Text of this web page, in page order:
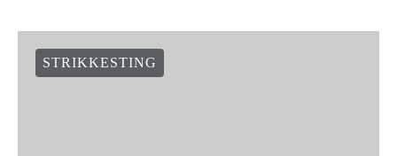
STRIKKESTING